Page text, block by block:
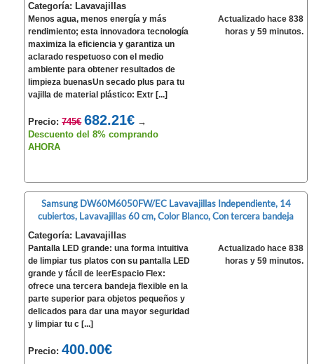
Categoría: Lavavajillas
Menos agua, menos energía y más
rendimiento; esta innovadora tecnología
maximiza la eficiencia y garantiza un
aclarado respetuoso con el medio
ambiente para obtener resultados de
limpieza buenasUn secado plus para tu
vajilla de material plástico: Extr [...]
Precio:745€ 682.21€ →
Descuento del 8% comprando
AHORA
Actualizado hace 838
horas y 59 minutos.
Samsung DW60M6050FW/EC Lavavajillas Independiente, 14
cubiertos, Lavavajillas 60 cm, Color Blanco, Con tercera bandeja
Categoría: Lavavajillas
Pantalla LED grande: una forma intuitiva
de limpiar tus platos con su pantalla LED
grande y fácil de leerEspacio Flex:
ofrece una tercera bandeja flexible en la
parte superior para objetos pequeños y
delicados para dar una mayor seguridad
y limpiar tu c [...]
Precio:400.00€
Actualizado hace 838
horas y 59 minutos.